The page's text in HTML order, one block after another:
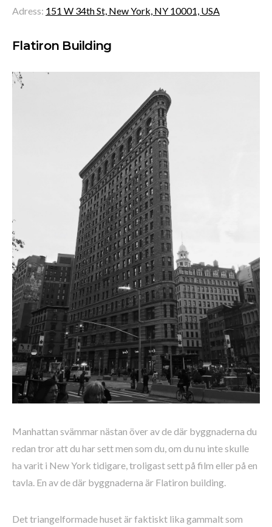
Adress: 151 W 34th St, New York, NY 10001, USA
Flatiron Building
Manhattan svämmar nästan över av de där byggnaderna du
redan tror att du har sett men som du, om du nu inte skulle
ha varit i New York tidigare, troligast sett på film eller på en
tavla. En av de där byggnaderna är Flatiron building.
Det triangelformade huset är faktiskt lika gammalt som